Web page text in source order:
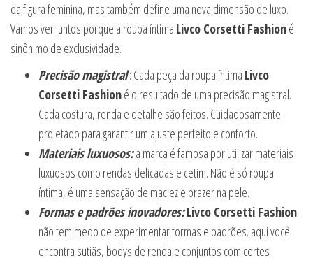
da figura feminina, mas também define uma nova dimensão de luxo.
Vamos ver juntos porque a roupa íntima Livco Corsetti Fashioné
sinônimo de exclusividade.
Precisão magistral: Cada peça da roupa íntima Livco
Corsetti Fashioné o resultado de uma precisão magistral.
Cada costura, renda e detalhe são feitos. Cuidadosamente
projetado para garantir um ajuste perfeito e conforto.
Materiais luxuosos:a marca é famosa por utilizar materiais
luxuosos como rendas delicadas e cetim. Não é só roupa
íntima, é uma sensação de maciez e prazer na pele.
Formas e padrões inovadores:Livco Corsetti Fashion
não tem medo de experimentar formas e padrões. aqui você
encontra sutiãs, bodys de renda e conjuntos com cortes